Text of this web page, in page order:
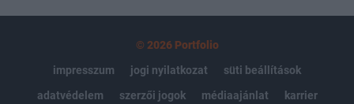
© 2026 Portfolio
impresszum
jogi nyilatkozat
süti beállítások
adatvédelem
szerzői jogok médiaajánlat karrier